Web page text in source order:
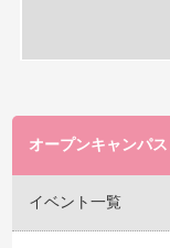
オープンキャンパス
イベント一覧